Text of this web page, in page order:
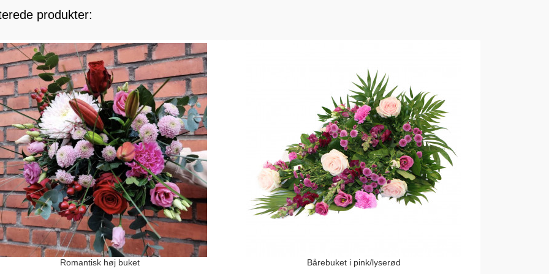
produkter:
Romantisk høj buket Bårebuket i pink/lyserød